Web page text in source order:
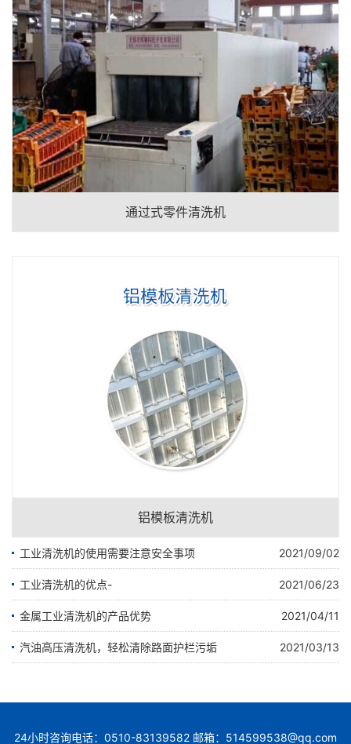
通过式零件清洗机
铝模板清洗机
工业清洗机的使用需要注意安全事项 2021/09/02
工业清洗机的优点- 2021/06/23
金属工业清洗机的产品优势 2021/04/11
汽油高压清洗机，轻松清除路面护栏污垢 2021/03/13
24小时咨询电话：0510-83139582 邮箱：514599538@qq.com